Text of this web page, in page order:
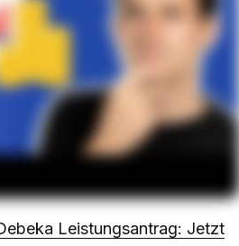
Leistungsantrag: Jetzt